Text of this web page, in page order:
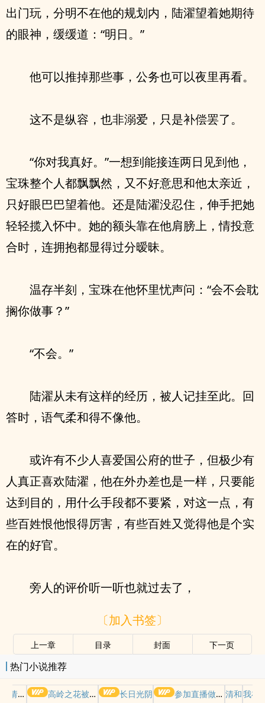
出门玩，分明不在他的规划内，陆濯望着她期待
的眼神，缓缓道：“明日。”
他可以推掉那些事，公务也可以夜里再看。
这不是纵容，也非溺爱，只是补偿罢了。
“你对我真好。”一想到能接连两日见到他，
宝珠整个人都飘飘然，又不好意思和他太亲近，
只好眼巴巴望着他。还是陆濯没忍住，伸手把她
轻轻揽入怀中。她的额头靠在他肩膀上，情投意
合时，连拥抱都显得过分暧昧。
温存半刻，宝珠在他怀里忧声问：“会不会耽
搁你做事？”
“不会。”
陆濯从未有这样的经历，被人记挂至此。回
答时，语气柔和得不像他。
或许有不少人喜爱国公府的世子，但极少有
人真正喜欢陆濯，他在外办差也是一样，只要能
达到目的，用什么手段都不要紧，对这一点，有
些百姓恨他恨得厉害，有些百姓又觉得他是个实
在的好官。
旁人的评价听一听也就过去了，
〔加入书签〕
上一章 目录 封面 下一页
热门小说推荐
摆好 高岭之花被权贵轮了后 长日光阴 参加直播做爱综艺后我火了(NPH) 清和我在